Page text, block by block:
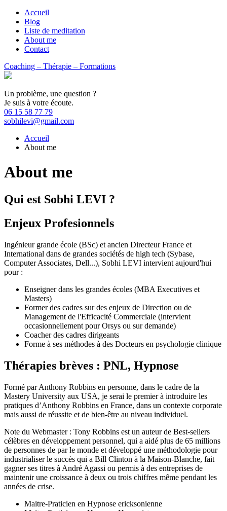
Accueil
Blog
Liste de meditation
About me
Contact
Coaching – Thérapie – Formations
Un problème, une question ?
Je suis à votre écoute.
06 15 58 77 79
sobhilevi@gmail.com
Accueil
About me
About me
Qui est Sobhi LEVI ?
Enjeux Profesionnels
Ingénieur grande école (BSc) et ancien Directeur France et
International dans de grandes sociétés de high tech (Sybase,
Computer Associates, Dell...), Sobhi LEVI intervient aujourd'hui
pour :
Enseigner dans les grandes écoles (MBA Executives et
Masters)
Former des cadres sur des enjeux de Direction ou de
Management de l'Efficacité Commerciale (intervient
occasionnellement pour Orsys ou sur demande)
Coacher des cadres dirigeants
Forme à ses méthodes à des Docteurs en psychologie clinique
Thérapies brèves : PNL, Hypnose
Formé par Anthony Robbins en personne, dans le cadre de la
Mastery University aux USA, je serai le premier à introduire les
pratiques d’Anthony Robbins en France, dans un contexte corporate
mais aussi de réussite et de bien-être au niveau individuel.
Note du Webmaster : Tony Robbins est un auteur de Best-sellers
célèbres en développement personnel, qui a aidé plus de 65 millions
de personnes de par le monde et développé une méthodologie pour
industrialiser le succès qui a Bill Clinton à la Maison-Blanche, fait
gagner ses titres à André Agassi ou permis à des entreprises de
maintenir une croissance à deux ou trois chiffres même pendant les
années de crise.
Maitre-Praticien en Hypnose ericksonienne